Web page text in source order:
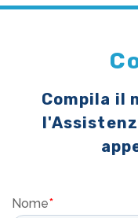
Compila il